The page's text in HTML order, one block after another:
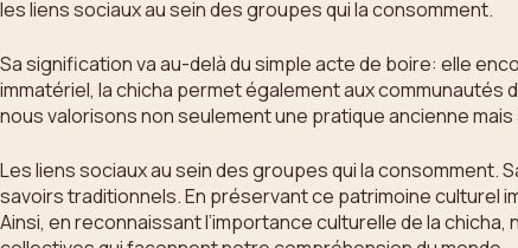
les liens sociaux au sein des groupes qui la consomment.
Sa signification va au-delà du simple acte de boire: elle
immatériel, la chicha permet également aux communautés
nous valorisons non seulement une pratique ancienne
Les liens sociaux au sein des groupes qui la
savoirs traditionnels. En préservant ce patrimoine culturel
Ainsi, en reconnaissant l’importance culturelle de la